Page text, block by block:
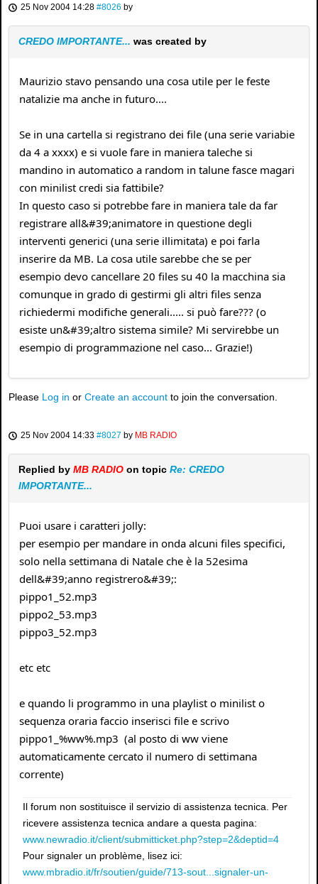
25 Nov 2004 14:28 #8026 by
CREDO IMPORTANTE... was created by
Maurizio stavo pensando una cosa utile per le feste
natalizie ma anche in futuro....
Se in una cartella si registrano dei file (una serie variabie
da 4 a xxxx) e si vuole fare in maniera taleche si
mandino in automatico a random in talune fasce magari
con minilist credi sia fattibile?
In questo caso si potrebbe fare in maniera tale da far
registrare all&#39;animatore in questione degli
interventi generici (una serie illimitata) e poi farla
inserire da MB. La cosa utile sarebbe che se per
esempio devo cancellare 20 files su 40 la macchina sia
comunque in grado di gestirmi gli altri files senza
richiedermi modifiche generali..... si può fare??? (o
esiste un&#39;altro sistema simile? Mi servirebbe un
esempio di programmazione nel caso... Grazie!)
Please Log in or Create an account to join the conversation.
25 Nov 2004 14:33 #8027 by MB RADIO
Replied by MB RADIO on topic Re: CREDO
IMPORTANTE...
Puoi usare i caratteri jolly:
per esempio per mandare in onda alcuni files specifici,
solo nella settimana di Natale che è la 52esima
dell&#39;anno registrero&#39;:
pippo1_52.mp3
pippo2_53.mp3
pippo3_52.mp3
etc etc
e quando li programmo in una playlist o minilist o
sequenza oraria faccio inserisci file e scrivo
pippo1_%ww%.mp3 (al posto di ww viene
automaticamente cercato il numero di settimana
corrente)
Il forum non sostituisce il servizio di assistenza tecnica. Per
ricevere assistenza tecnica andare a questa pagina:
www.newradio.it/client/submitticket.php?step=2&deptid=4
Pour signaler un problème, lisez ici:
www.mbradio.it/fr/soutien/guide/713-sout...signaler-un-